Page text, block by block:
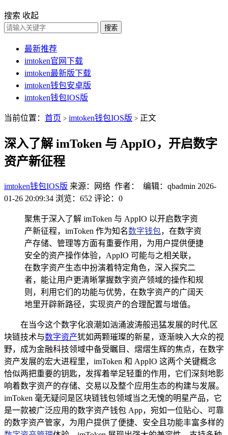
搜索 收起
搜索
最新推荐
imtoken官网下载
imtoken最新版下载
imtoken钱包安卓版
imtoken钱包IOS版
当前位置： 首页 > imtoken钱包IOS版 > 正文
深入了解 imToken 与 AppIO，开启数字
资产新征程
imtoken钱包IOS版 来源：网络 作者： 编辑：qbadmin 2026-
01-26 20:09:34 浏览：652 评论：0
聚焦于深入了解 imToken 与 AppIO 以开启数字资
产新征程，imToken 作为知名数字钱包，在数字资
产存储、管理等方面有重要作用，为用户提供便捷
安全的资产操作体验，AppIO 可能与之相关联，
在数字资产生态中扮演着特定角色，深入探究二
者，能让用户更清晰掌握数字资产领域的操作和规
则，利用它们的功能与优势，在数字资产的广阔天
地里开辟新路径，实现资产的合理配置与增值。
在当今这个数字化浪潮如汹涌波涛般迅猛发展的时代,区
块链技术与数字资产犹如两颗璀璨的新星，逐渐映入大众的视
野，成为金融科技领域中备受瞩目、熠熠生辉的焦点，在数字
资产发展的宏大进程里，imToken 和 AppIO 这两个关键概念
恰似两把重要的钥匙，发挥着举足轻重的作用，它们深刻地影
响着数字资产的存储、交易以及整个应用生态的构建与发展。
imToken 毫无疑问是区块链钱包领域当之无愧的明星产品，它
是一款被广泛应用的数字资产钱包 App，宛如一位贴心、可靠
的数字资产管家，为用户提供了便捷、安全且功能丰富多样的